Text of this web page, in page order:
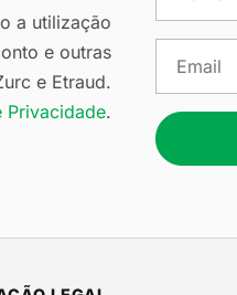
a utilização
e outras
e Etraud.
Privacidade.